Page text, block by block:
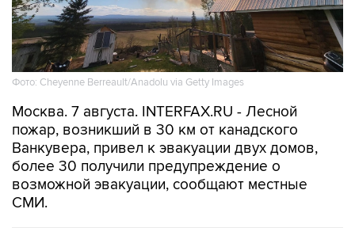
Фото: Cheyenne Berreault/Anadolu via Getty Images
Москва. 7 августа. INTERFAX.RU - Лесной
Ванкувера, привел к эвакуации двух домов,
более 30 получили предупреждение о
возможной эвакуации, сообщают местные
СМИ.
В МИРЕ